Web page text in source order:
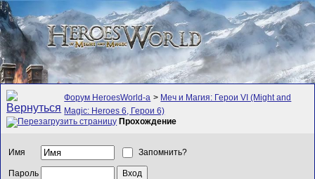
Форум HeroesWorld-а > Меч и Магия: Герои VI (Might and
Magic: Heroes 6, Герои 6)
Прохождение
Имя Запомнить?
Пароль